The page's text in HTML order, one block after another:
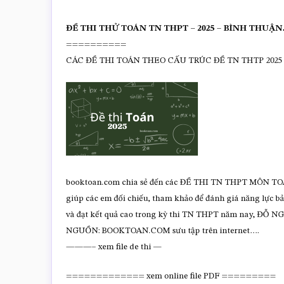
ĐỀ THI THỬ TOÁN TN THPT – 2025 – BÌNH
==========
CÁC ĐỀ THI TOÁN THEO CẤU TRÚC ĐỀ TN THTP 2025
booktoan.com chia sẻ đến các ĐỀ THI TN THPT MÔN
giúp các em đối chiếu, tham khảo để đánh giá năng lực
và đạt kết quả cao trong kỳ thi TN THPT năm nay, ĐỖ
NGUỒN: BOOKTOAN.COM sưu tập trên internet….
———– xem file de thi —
============= xem online file PDF =========